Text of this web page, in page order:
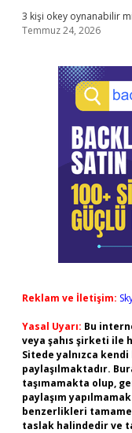
3 kişi okey oynanabilir
Temmuz 24, 2026
Reklam ve İletişim:
Yasal Uyarı: Bu
veya şahıs şirketi ile
Sitede yalnızca kendi
paylaşılmaktadır.
taşımamakta olup,
paylaşım
benzerlikleri
taslak halindedir ve